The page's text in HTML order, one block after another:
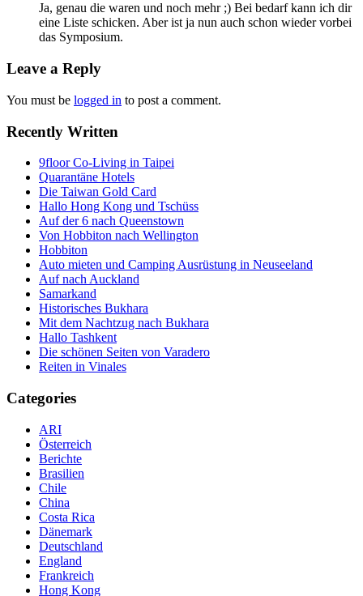
Ja, genau die waren und noch mehr ;) Bei bedarf kann ich dir
eine Liste schicken. Aber ist ja nun auch schon wieder vorbei
das Symposium.
Leave a Reply
You must be logged in to post a comment.
Recently Written
9floor Co-Living in Taipei
Quarantäne Hotels
Die Taiwan Gold Card
Hallo Hong Kong und Tschüss
Auf der 6 nach Queenstown
Von Hobbiton nach Wellington
Hobbiton
Auto mieten und Camping Ausrüstung in Neuseeland
Auf nach Auckland
Samarkand
Historisches Bukhara
Mit dem Nachtzug nach Bukhara
Hallo Tashkent
Die schönen Seiten von Varadero
Reiten in Vinales
Categories
ARI
Österreich
Berichte
Brasilien
Chile
China
Costa Rica
Dänemark
Deutschland
England
Frankreich
Hong Kong